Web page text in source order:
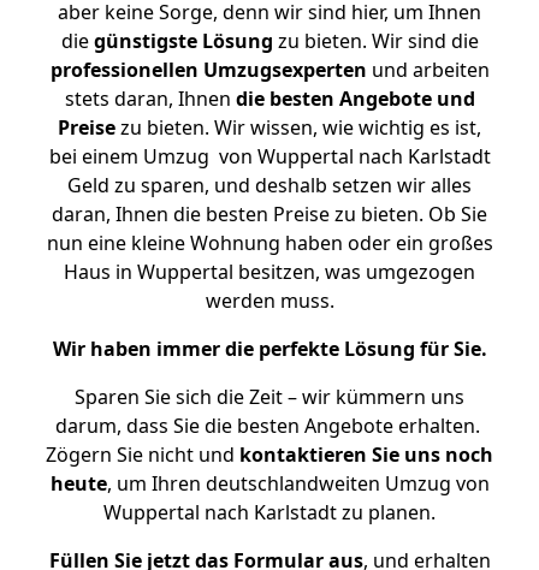
aber keine Sorge, denn wir sind hier, um Ihnen
diegünstigste Lösung zu bieten. Wir sind die
professionellen Umzugsexperten und arbeiten
stets daran, Ihnen die besten Angebote und
Preisezu bieten. Wir wissen, wie wichtig es ist,
bei einem Umzug von Wuppertal nach Karlstadt
Geld zu sparen, und deshalb setzen wir alles
daran, Ihnen die besten Preise zu bieten. Ob Sie
nun eine kleine Wohnung haben oder ein großes
Haus in Wuppertal besitzen, was umgezogen
werden muss.
Wir haben immer die perfekte Lösung für Sie.
Sparen Sie sich die Zeit – wir kümmern uns
darum, dass Sie die besten Angebote erhalten.
Zögern Sie nicht und kontaktieren Sie uns noch
heute, um Ihren deutschlandweiten Umzug von
Wuppertal nach Karlstadt zu planen.
Füllen Sie jetzt das Formular aus, und erhalten